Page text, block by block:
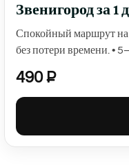
Звенигород за 1
Спокойный маршрут на
без потери времени. •
490 ₽